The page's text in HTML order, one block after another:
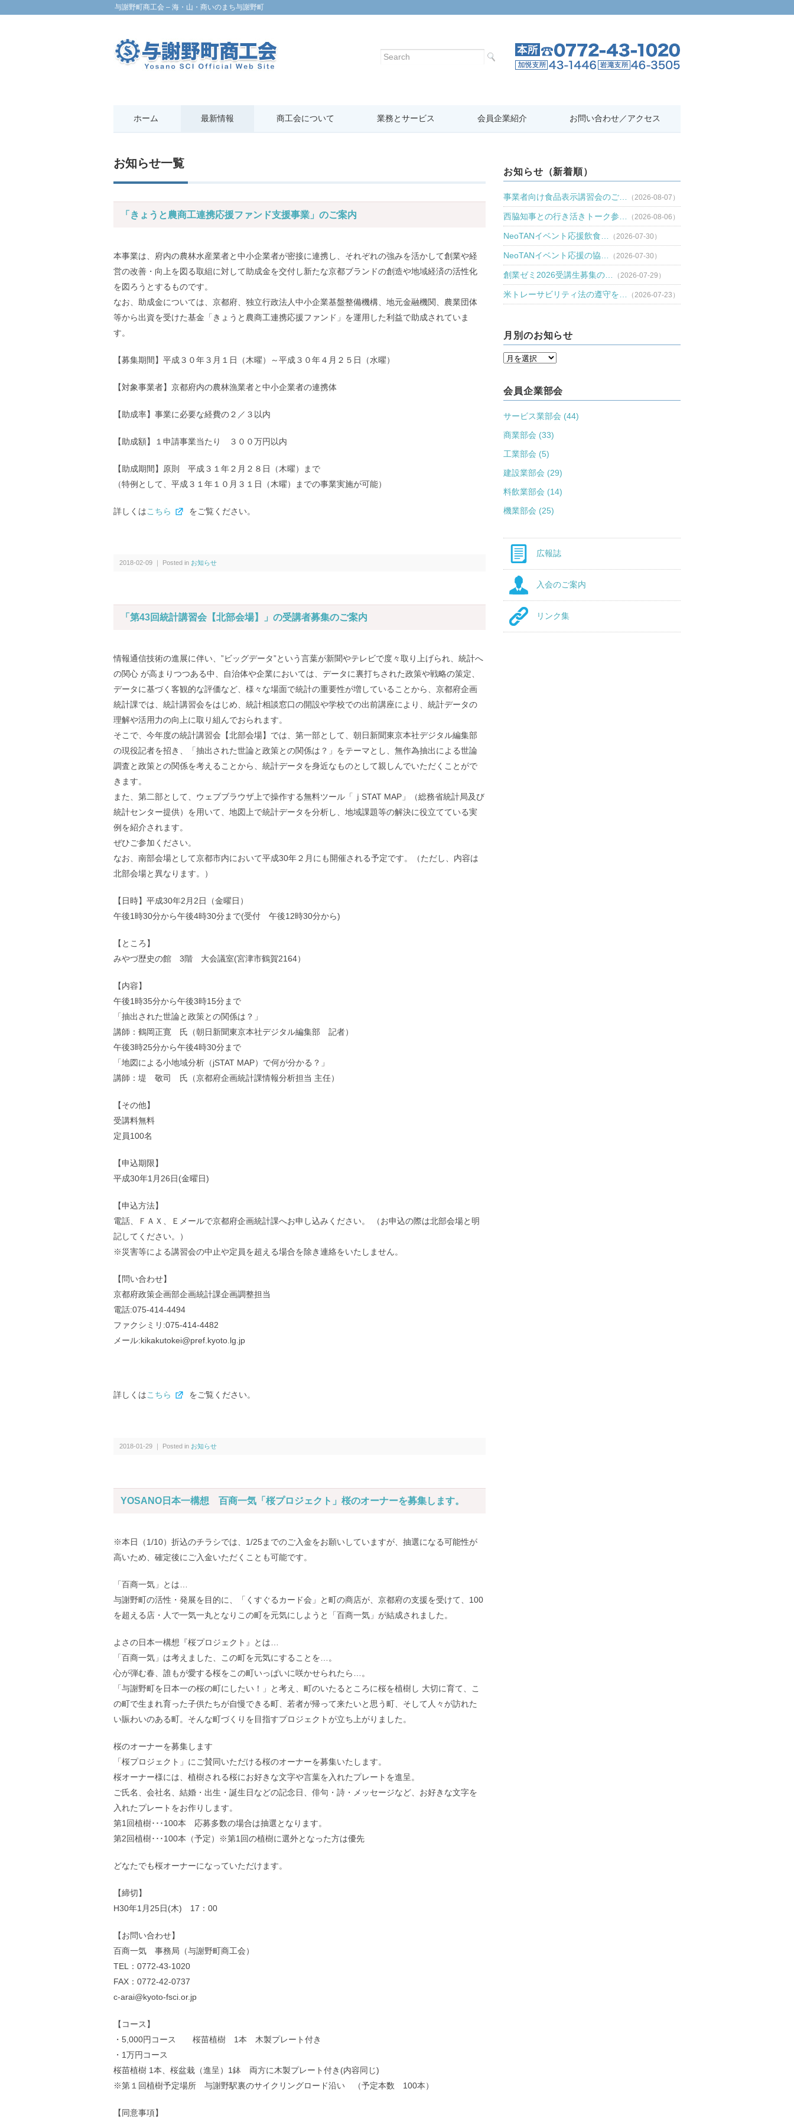
与謝野町商工会 – 海・山・商いのまち与謝野町
ホーム 最新情報 商工会について 業務とサービス 会員企業紹介 お問い合わせ／アクセス
お知らせ一覧
「きょうと農商工連携応援ファンド支援事業」のご案内
本事業は、府内の農林水産業者と中小企業者が密接に連携し、それぞれの強みを活かして創業や経
営の改善・向上を図る取組に対して助成金を交付し新たな京都ブランドの創造や地域経済の活性化
を図ろうとするものです。
なお、助成金については、京都府、独立行政法人中小企業基盤整備機構、地元金融機関、農業団体
等から出資を受けた基金「きょうと農商工連携応援ファンド」を運用した利益で助成されていま
す。
【募集期間】平成３０年３月１日（木曜）～平成３０年４月２５日（水曜）
【対象事業者】京都府内の農林漁業者と中小企業者の連携体
【助成率】事業に必要な経費の２／３以内
【助成額】１申請事業当たり ３００万円以内
【助成期間】原則 平成３１年２月２８日（木曜）まで
（特例として、平成３１年１０月３１日（木曜）までの事業実施が可能）
詳しくはこちら をご覧ください。
2018-02-09 ｜ Posted in お知らせ
「第43回統計講習会【北部会場】」の受講者募集のご案内
情報通信技術の進展に伴い、”ビッグデータ”という言葉が新聞やテレビで度々取り上げられ、統計へ
の関心 が高まりつつある中、自治体や企業においては、データに裏打ちされた政策や戦略の策定、
データに基づく客観的な評価など、様々な場面で統計の重要性が増していることから、京都府企画
統計課では、統計講習会をはじめ、統計相談窓口の開設や学校での出前講座により、統計データの
理解や活用力の向上に取り組んでおられます。
そこで、今年度の統計講習会【北部会場】では、第一部として、朝日新聞東京本社デジタル編集部
の現役記者を招き、「抽出された世論と政策との関係は？」をテーマとし、無作為抽出による世論
調査と政策との関係を考えることから、統計データを身近なものとして親しんでいただくことがで
きます。
また、第二部として、ウェブブラウザ上で操作する無料ツール「ｊSTAT MAP」（総務省統計局及び
統計センター提供）を用いて、地図上で統計データを分析し、地域課題等の解決に役立てている実
例を紹介されます。
ぜひご参加ください。
なお、南部会場として京都市内において平成30年２月にも開催される予定です。（ただし、内容は
北部会場と異なります。）
【日時】平成30年2月2日（金曜日）
午後1時30分から午後4時30分まで(受付 午後12時30分から)
【ところ】
みやづ歴史の館 3階 大会議室(宮津市鶴賀2164）
【内容】
午後1時35分から午後3時15分まで
「抽出された世論と政策との関係は？」
講師：鶴岡正寛 氏（朝日新聞東京本社デジタル編集部 記者）
午後3時25分から午後4時30分まで
「地図による小地域分析（jSTAT MAP）で何が分かる？」
講師：堤 敬司 氏（京都府企画統計課情報分析担当 主任）
【その他】
受講料無料
定員100名
【申込期限】
平成30年1月26日(金曜日)
【申込方法】
電話、ＦＡＸ、Ｅメールで京都府企画統計課へお申し込みください。 （お申込の際は北部会場と明
記してください。）
※災害等による講習会の中止や定員を超える場合を除き連絡をいたしません。
【問い合わせ】
京都府政策企画部企画統計課企画調整担当
電話:075-414-4494
ファクシミリ:075-414-4482
メール:kikakutokei@pref.kyoto.lg.jp
詳しくはこちら をご覧ください。
2018-01-29 ｜ Posted in お知らせ
YOSANO日本一構想 百商一気「桜プロジェクト」桜のオーナーを募集します。
※本日（1/10）折込のチラシでは、1/25までのご入金をお願いしていますが、抽選になる可能性が
高いため、確定後にご入金いただくことも可能です。
「百商一気」とは…
与謝野町の活性・発展を目的に、「くすぐるカード会」と町の商店が、京都府の支援を受けて、100
を超える店・人で一気一丸となりこの町を元気にしようと「百商一気」が結成されました。
よさの日本一構想『桜プロジェクト』とは…
「百商一気」は考えました、この町を元気にすることを…。
心が弾む春、誰もが愛する桜をこの町いっぱいに咲かせられたら…。
「与謝野町を日本一の桜の町にしたい！」と考え、町のいたるところに桜を植樹し 大切に育て、こ
の町で生まれ育った子供たちが自慢できる町、若者が帰って来たいと思う町、そして人々が訪れた
い賑わいのある町。そんな町づくりを目指すプロジェクトが立ち上がりました。
桜のオーナーを募集します
「桜プロジェクト」にご賛同いただける桜のオーナーを募集いたします。
桜オーナー様には、植樹される桜にお好きな文字や言葉を入れたプレートを進呈。
ご氏名、会社名、結婚・出生・誕生日などの記念日、俳句・詩・メッセージなど、お好きな文字を
入れたプレートをお作りします。
第1回植樹･･･100本 応募多数の場合は抽選となります。
第2回植樹･･･100本（予定）※第1回の植樹に選外となった方は優先
どなたでも桜オーナーになっていただけます。
【締切】
H30年1月25日(木) 17：00
【お問い合わせ】
百商一気 事務局（与謝野町商工会）
TEL：0772-43-1020
FAX：0772-42-0737
c-arai@kyoto-fsci.or.jp
【コース】
・5,000円コース 桜苗植樹 1本 木製プレート付き
・1万円コース
桜苗植樹 1本、桜盆栽（進呈）1鉢 両方に木製プレート付き(内容同じ)
※第１回植樹予定場所 与謝野駅裏のサイクリングロード沿い （予定本数 100本）
【同意事項】
お知らせ（新着順）
事業者向け食品表示講習会のご… （2026-08-07）
西脇知事との行き活きトーク参… （2026-08-06）
NeoTANイベント応援飲食… （2026-07-30）
NeoTANイベント応援の協… （2026-07-30）
創業ゼミ2026受講生募集の… （2026-07-29）
米トレーサビリティ法の遵守を… （2026-07-23）
月別のお知らせ
会員企業部会
サービス業部会 (44)
商業部会 (33)
工業部会 (5)
建設業部会 (29)
料飲業部会 (14)
機業部会 (25)
広報誌
入会のご案内
リンク集